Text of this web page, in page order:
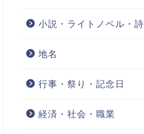
小説・ライトノベル・詩
地名
行事・祭り・記念日
経済・社会・職業